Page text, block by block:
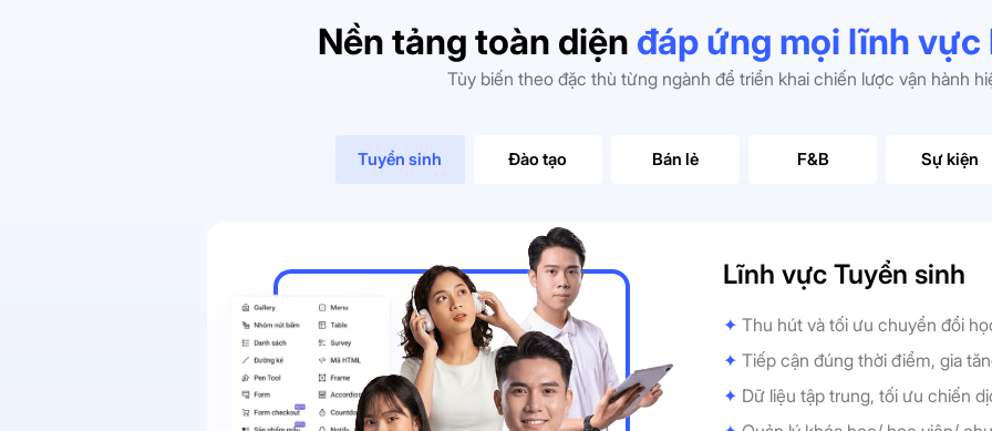
Tuyển sinh Đào tạo Bán lẻ F&B Sự kiện
Lĩnh vực Tuyển sinh
✦ Thu hút và tối ưu chuyển đổi
✦ Tiếp cận đúng thời điểm, gia
✦ Dữ liệu tập trung, tối ưu chiến
Nền tảng toàn diện đáp ứng mọi lĩnh vực
Tùy biến theo đặc thù từng ngành để triển khai chiến lược vận hành